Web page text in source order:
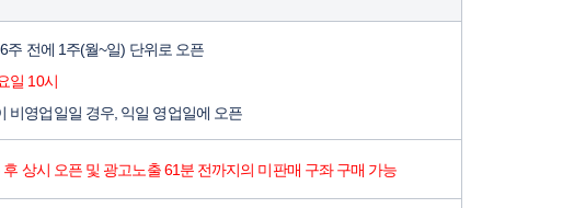
주 전에 1주(월~일) 단위로 오픈
일 10시
비영업일일 경우, 익일 영업일에 오픈
상시 오픈 및 광고노출 61분 전까지의 미판매 구좌 구매 가능